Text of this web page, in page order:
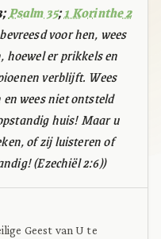
Psalm 35;1 Korinthe 2
voor hen, wees
hoewel er prikkels en
verblijft. Wees
wees niet ontsteld
huis! Maar u
of zij luisteren of
(Ezechiël 2:6))
Geest van U te